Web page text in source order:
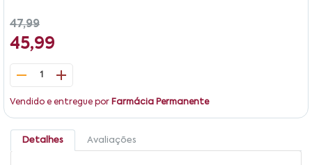
47,99
45,99
1
Vendido e entregue por Farmácia Permanente
Detalhes Avaliações